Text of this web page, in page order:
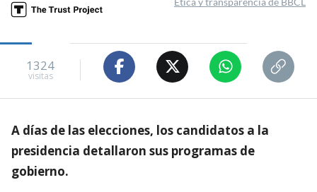
1324
visitas
A días de las elecciones, los candidatos a la
presidencia detallaron sus programas de
gobierno.